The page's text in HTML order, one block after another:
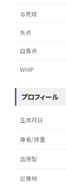
与死球
失点
自責点
WHIP
プロフィール
生年月日
身長/体重
血液型
出身地